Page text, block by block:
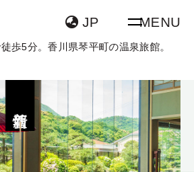
JP MENU
歩5分。香川県琴平町の温泉旅館。
団体・グループ
飛行機 + 宿泊